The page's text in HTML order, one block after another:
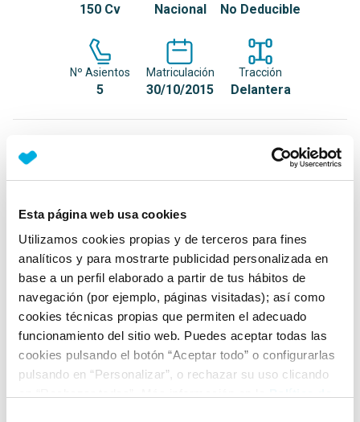
Esta página web usa cookies
Utilizamos cookies propias y de terceros para fines
analíticos y para mostrarte publicidad personalizada en
base a un perfil elaborado a partir de tus hábitos de
navegación (por ejemplo, páginas visitadas); así como
cookies técnicas propias que permiten el adecuado
funcionamiento del sitio web. Puedes aceptar todas las
cookies pulsando el botón “Aceptar todo” o configurarlas
pulsando en “Personalizar”, o rechazar su uso clicando
150 Cv Nacional No Deducible
Nº Asientos
5
Matriculación
30/10/2015
Tracción
Delantera
Detalles destacados
Techo panorámico de cristal con toldo de ocultación
eléctrico
Faros Full LED
Faros antiniebla LED con cornering lights
+ Ver todos
Ficha técnica